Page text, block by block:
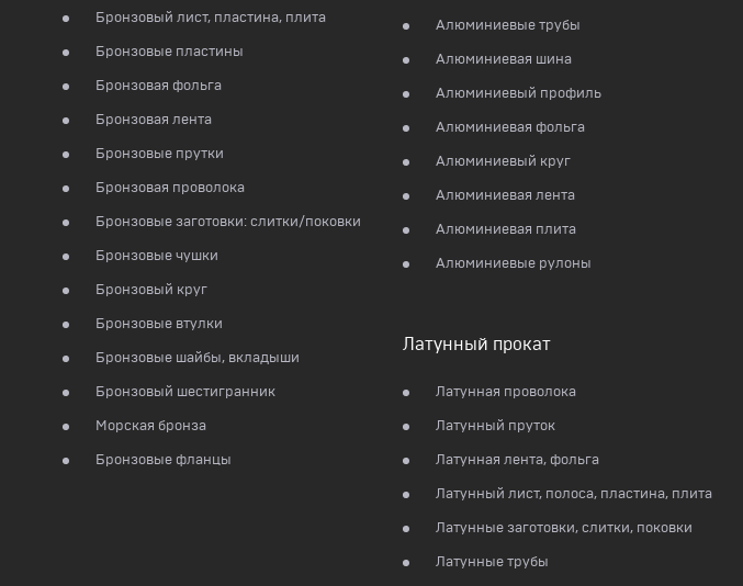
Бронзовый лист, пластина, плита
Бронзовые пластины
Бронзовая фольга
Бронзовая лента
Бронзовые прутки
Бронзовая проволока
Бронзовые заготовки: слитки/поковки
Бронзовые чушки
Бронзовый круг
Бронзовые втулки
Бронзовые шайбы, вкладыши
Бронзовый шестигранник
Морская бронза
Бронзовые фланцы
Алюминиевые трубы
Алюминиевая шина
Алюминиевый профиль
Алюминиевая фольга
Алюминиевый круг
Алюминиевая лента
Алюминиевая плита
Алюминиевые рулоны
Латунный прокат
Латунная проволока
Латунный пруток
Латунная лента, фольга
Латунный лист, полоса, пластина, плита
Латунные заготовки, слитки, поковки
Латунные трубы